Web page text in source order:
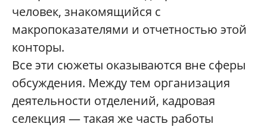
человек, знакомящийся с
макропоказателями и отчетностью этой
конторы.
Все эти сюжеты оказываются вне сферы
обсуждения. Между тем организация
деятельности отделений, кадровая
селекция — такая же часть работы